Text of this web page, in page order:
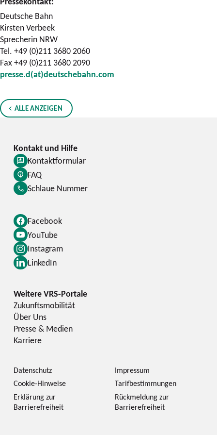
Deutsche Bahn
Kirsten Verbeek
Sprecherin NRW
Tel. +49 (0)211 3680 2060
Fax +49 (0)211 3680 2090
presse.d(at)deutschebahn.com
ALLE ANZEIGEN
Facebook
YouTube
Instagram
LinkedIn
Kontaktformular
FAQ
Schlaue Nummer
Zukunftsmobilität
Über Uns
Presse & Medien
Karriere
Datenschutz
Impressum
Cookie-Hinweise
Tarifbestimmungen
Erklärung zur
Barrierefreiheit
Rückmeldung zur
Barrierefreiheit